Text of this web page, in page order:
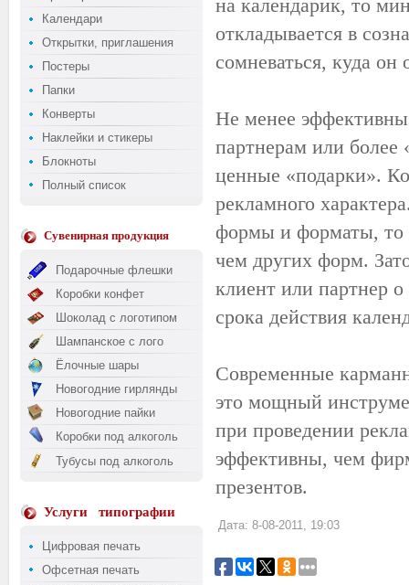
Календари
Открытки, приглашения
Постеры
Папки
Конверты
Наклейки и стикеры
Блокноты
Полный список
Сувенирная продукция
Подарочные флешки
Коробки конфет
Шоколад с логотипом
Шампанское с лого
Ёлочные шары
Новогодние гирлянды
Новогодние пайки
Коробки под алкоголь
Тубусы под алкоголь
Услуги типографии
Цифровая печать
Офсетная печать
на календарик, то
откладывается в
сомневаться, куда он
Не менее
партнерам или более
ценные «подарки».
рекламного
формы и форматы, то
чем других форм.
клиент или партнер
срока действия
Современные
это мощный
при проведении
эффективны, чем
презентов.
Дата: 8-08-2011, 19:03